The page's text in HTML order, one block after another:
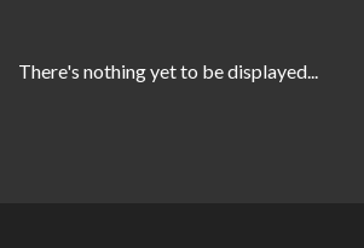
There's nothing yet to be displayed...